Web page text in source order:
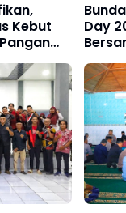
Kebut
Tahun
Day